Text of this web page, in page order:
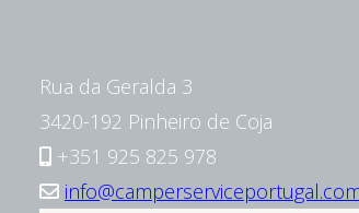
Rua da Geralda 3
3420-192 Pinheiro de Coja
+351 925 825 978